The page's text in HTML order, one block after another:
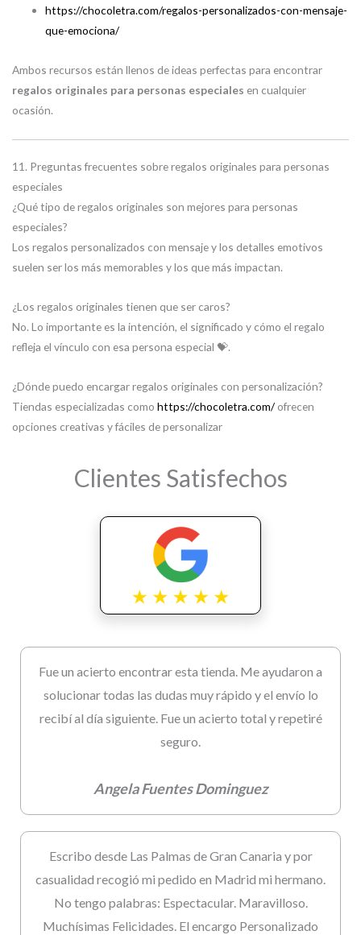
https://chocoletra.com/regalos-personalizados-con-mensaje-
que-emociona/
Ambos recursos están llenos de ideas perfectas para encontrar
regalos originales para personas especiales en cualquier
ocasión.
11. Preguntas frecuentes sobre regalos originales para personas
especiales
¿Qué tipo de regalos originales son mejores para personas
especiales?
Los regalos personalizados con mensaje y los detalles emotivos
suelen ser los más memorables y los que más impactan.
¿Los regalos originales tienen que ser caros?
No. Lo importante es la intención, el significado y cómo el regalo
refleja el vínculo con esa persona especial 💝.
¿Dónde puedo encargar regalos originales con personalización?
Tiendas especializadas como https://chocoletra.com/ ofrecen
opciones creativas y fáciles de personalizar
Clientes Satisfechos
Fue un acierto encontrar esta tienda. Me ayudaron a
solucionar todas las dudas muy rápido y el envío lo
recibí al día siguiente. Fue un acierto total y repetiré
seguro.
Angela Fuentes Dominguez
Escribo desde Las Palmas de Gran Canaria y por
casualidad recogió mi pedido en Madrid mi hermano.
No tengo palabras: Espectacular. Maravilloso.
Muchísimas Felicidades. El encargo Personalizado